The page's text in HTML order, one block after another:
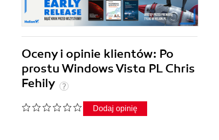
Oceny i opinie klientów: Po
prostu Windows Vista PL Chris
Fehily
Dodaj opinię